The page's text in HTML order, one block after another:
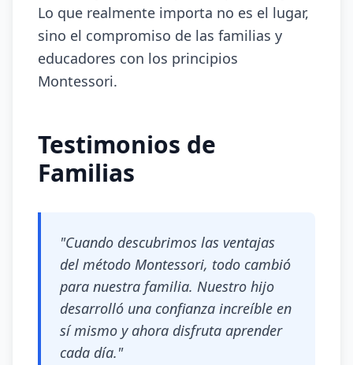
Lo que realmente importa no es el lugar,
sino el compromiso de las familias y
educadores con los principios
Montessori.
Testimonios de
Familias
"Cuando descubrimos las ventajas
del método Montessori, todo cambió
para nuestra familia. Nuestro hijo
desarrolló una confianza increíble en
sí mismo y ahora disfruta aprender
cada día."